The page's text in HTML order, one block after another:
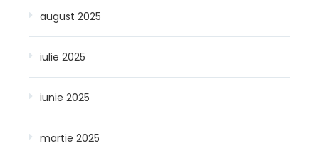
august 2025
iulie 2025
iunie 2025
martie 2025